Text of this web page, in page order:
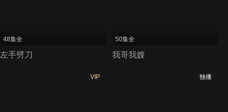
48集全
左手劈刀
50集全
我哥我嫂
VIP 独播